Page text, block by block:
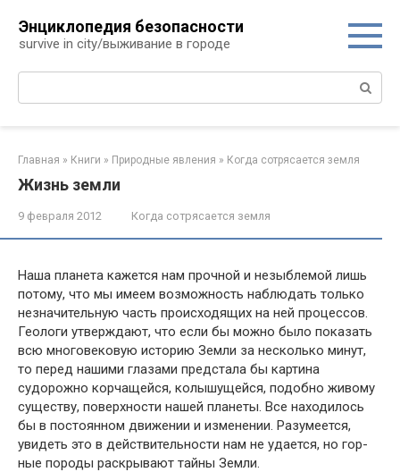
контенту
Энциклопедия безопасности
survive in city/выживание в городе
Поиск:
Главная » Книги » Природные явления » Когда сотрясается земля
Жизнь земли
9 февраля 2012 Когда сотрясается земля
Наша планета кажется нам прочной и незыблемой лишь
потому, что мы имеем возможность наблюдать только
незначительную часть происходящих на ней про­цессов.
Геологи утверждают, что если бы можно было показать
всю многовековую историю Земли за несколько минут,
то перед нашими глазами предстала бы картина
судорожно корчащейся, колышущейся, подобно живому
существу, поверхности нашей планеты. Все находилось
бы в постоянном движении и изменении. Разумеется,
увидеть это в действительности нам не удается, но гор­
ные породы раскрывают тайны Земли.